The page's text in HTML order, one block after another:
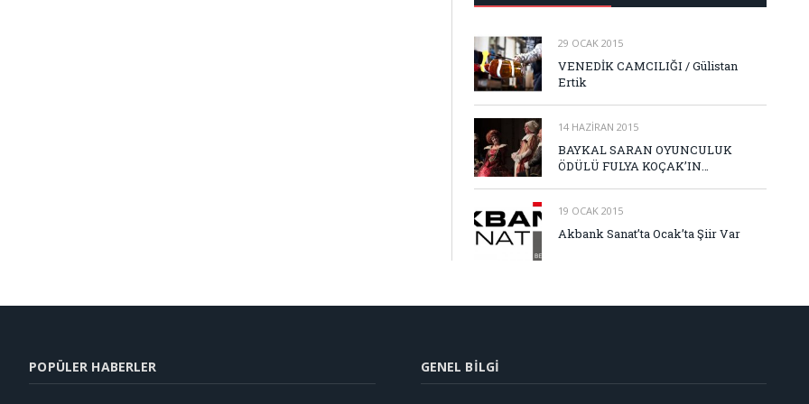
29 OCAK 2015
VENEDİK CAMCILIĞI / Gülistan
Ertik
14 HAZIRAN 2015
BAYKAL SARAN OYUNCULUK
ÖDÜLÜ FULYA KOÇAK’IN…
19 OCAK 2015
Akbank Sanat’ta Ocak’ta Şiir Var
POPÜLER HABERLER GENEL BILGI